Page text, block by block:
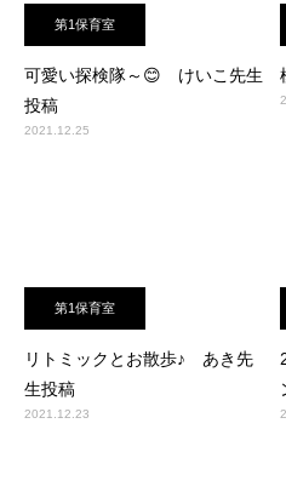
第1保育室
可愛い探検隊～😊 けいこ先生
投稿
2021.12.25
第1保育室
リトミックとお散歩♪ あき先
生投稿
2021.12.23